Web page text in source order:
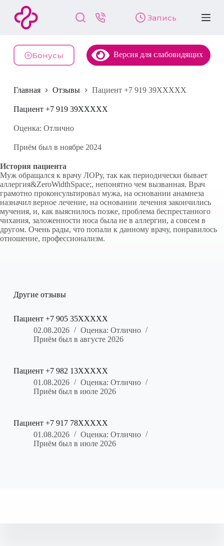
й
и
у
и
Запись
Бонусы Версия для слабовидящих
Главная Отзывы Пациент +7 919 39XXXXX
Пациент +7 919 39XXXXX
Оценка: Отлично
Приём был в ноябре 2024
История пациента
Муж обращался к врачу ЛОРу, так как периодически бывает
аллергия&ZeroWidthSpace;, непонятно чем вызванная. Врач
грамотно проконсультировал мужа, на основании анамнеза
назначил верное лечение, на основании лечения закончились
мучения, и, как выяснилось позже, проблема беспрестанного
чихания, заложенности носа была не в аллергии, а совсем в
другом. Очень рады, что попали к данному врачу, понравилось
отношение, профессионализм.
Другие отзывы
Пациент +7 905 35XXXXX
02.08.2026
Оценка: Отлично
Приём был в августе 2026
Пациент +7 982 13XXXXX
01.08.2026
Оценка: Отлично
Приём был в июле 2026
Пациент +7 917 78XXXXX
01.08.2026
Оценка: Отлично
Приём был в июле 2026